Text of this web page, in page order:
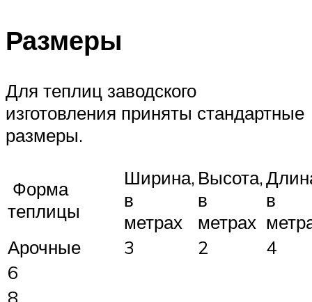
Размеры
Для теплиц заводского
изготовления приняты стандартные
размеры.
Форма
теплицы
Ширина,
в
метрах
Высота,
в
метрах
в
Арочные
3 2
4
6
8